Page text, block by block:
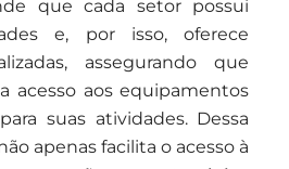
que cada setor possui
e, por isso, oferece
assegurando que
acesso aos equipamentos
suas atividades. Dessa
apenas facilita o acesso à